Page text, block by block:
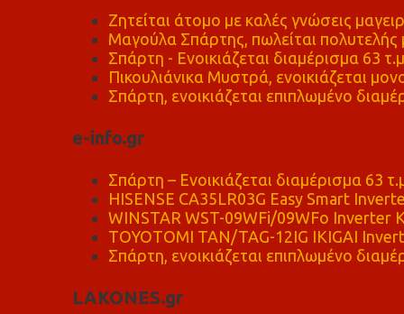
Ζητείται άτομο με καλές γνώσεις
Μαγούλα Σπάρτης, πωλείται πολυτελής
Σπάρτη - Ενοικιάζεται διαμέρισμα 63 τ.μ
Πικουλιάνικα Μυστρά, ενοικιάζεται
Σπάρτη, ενοικιάζεται επιπλωμένο
e-info.gr
Σπάρτη – Ενοικιάζεται διαμέρισμα 63
HISENSE CA35LR03G Easy Smart
WINSTAR WST-09WFi/09WFo Inverter
TOYOTOMI TAN/TAG-12IG IKIGAI
Σπάρτη, ενοικιάζεται επιπλωμένο
LAKONES.gr